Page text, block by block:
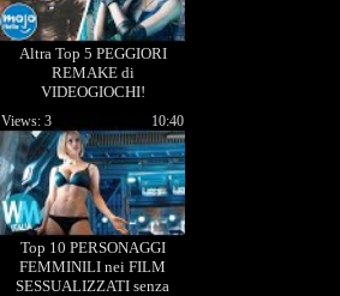
Altra Top 5 PEGGIORI
REMAKE di
VIDEOGIOCHI!
Top 10 PERSONAGGI
FEMMINILI nei FILM
SESSUALIZZATI senza
10:40
Views: 3